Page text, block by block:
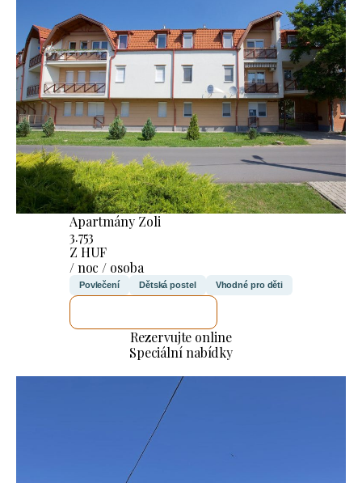
Apartmány Zoli
3.753
Z HUF
/ noc / osoba
Povlečení Dětská postel Vhodné pro děti
Rezervujte online
Speciální nabídky